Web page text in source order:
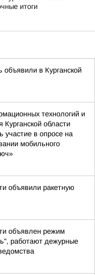
итоги
объявили в Курганской
технологий и
Курганской области
участие в опросе на
мобильного
объявили ракетную
объявлен режим
работают дежурные